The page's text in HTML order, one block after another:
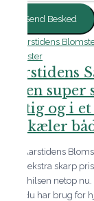
Send Besked
Aarstidens
Er en
luftig og i
forkæler
Hos Aarstidens
til en ekstra skarp
skøn hilsen netop
hvis du har brug for